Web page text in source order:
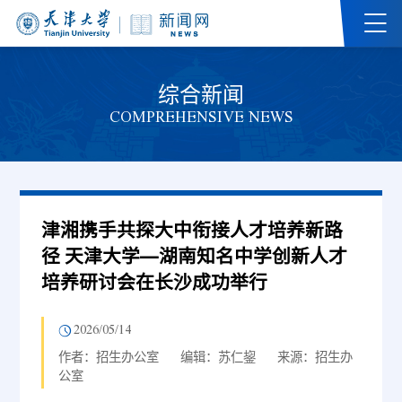
综合新闻
COMPREHENSIVE NEWS
津湘携手共探大中衔接人才培养新路
径 天津大学—湖南知名中学创新人才
培养研讨会在长沙成功举行
2026/05/14
作者：招生办公室 编辑：苏仁鋆
来源：招生办
公室